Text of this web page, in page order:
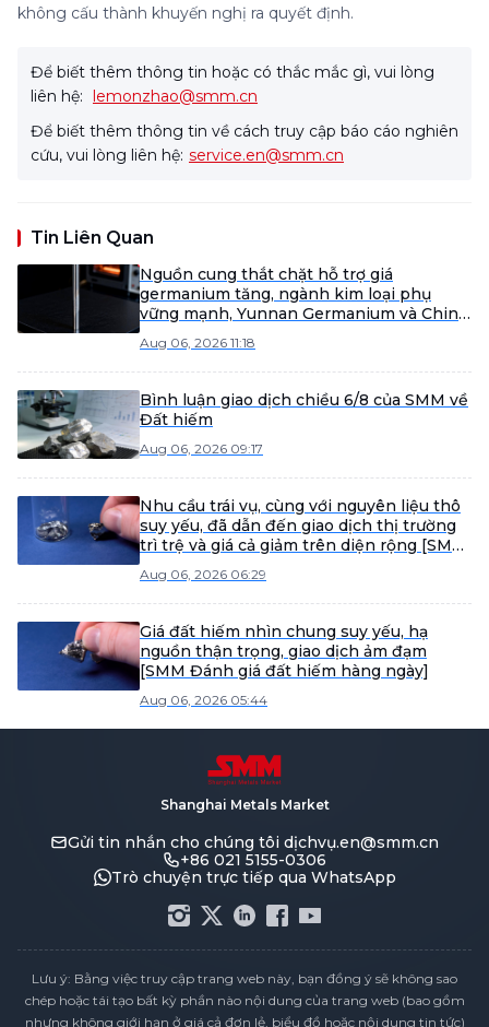
không cấu thành khuyến nghị ra quyết định.
Để biết thêm thông tin hoặc có thắc mắc gì, vui lòng
liên hệ: lemonzhao@smm.cn
Để biết thêm thông tin về cách truy cập báo cáo nghiên
cứu, vui lòng liên hệ: service.en@smm.cn
Tin Liên Quan
Nguồn cung thắt chặt hỗ trợ giá
germanium tăng, ngành kim loại phụ
vững mạnh, Yunnan Germanium và China
[SMM Flash]
Aug 06, 2026 11:18
Bình luận giao dịch chiều 6/8 của SMM về
Đất hiếm
Aug 06, 2026 09:17
Nhu cầu trái vụ, cùng với nguyên liệu thô
suy yếu, đã dẫn đến giao dịch thị trường
trì trệ và giá cả giảm trên diện rộng [SMM
Aug 06, 2026 06:29
Giá đất hiếm nhìn chung suy yếu, hạ
nguồn thận trọng, giao dịch ảm đạm
[SMM Đánh giá đất hiếm hàng ngày]
Aug 06, 2026 05:44
Shanghai Metals Market
Gửi tin nhắn cho chúng tôi dịchvụ.en@smm.cn
+86 021 5155-0306
Trò chuyện trực tiếp qua WhatsApp
Lưu ý: Bằng việc truy cập trang web này, bạn đồng ý sẽ không sao
chép hoặc tái tạo bất kỳ phần nào nội dung của trang web (bao gồm
nhưng không giới hạn ở giá cả đơn lẻ, biểu đồ hoặc nội dung tin tức)